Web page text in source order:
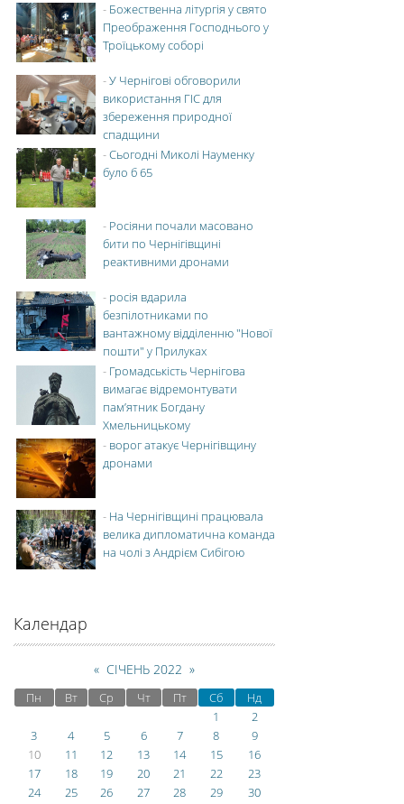
- Божественна літургія у свято
Преображення Господнього у
Троїцькому соборі
-У Чернігові обговорили
використання ГІС для
збереження природної
спадщини
-Сьогодні Миколі Науменку
було б 65
- Росіяни почали масовано
бити по Чернігівщині
реактивними дронами
- росія вдарила
безпілотниками по
вантажному відділенню "Нової
пошти" у Прилуках
- Громадськість Чернігова
вимагає відремонтувати
пам’ятник Богдану
Хмельницькому
- ворог атакує Чернігівщину
дронами
- На Чернігівщині працювала
велика дипломатична команда
на чолі з Андрієм Сибігою
Календар
« СІЧЕНЬ 2022 »
Пн Вт Ср Чт Пт Сб
Нд
1
2
3
4 5 6 7 8
9
10
11 12 13 14 15
16
17
18 19 20 21 22
23
24
25 26 27 28 29
30